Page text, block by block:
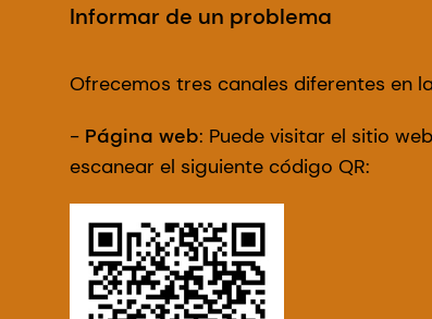
Informar de un problema
Ofrecemos tres canales diferentes en
- Página web: Puede visitar el sitio web
escanear el siguiente código QR: